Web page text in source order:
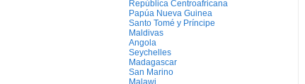
República Centroafricana
Papúa Nueva Guinea
Santo Tomé y Príncipe
Maldivas
Angola
Seychelles
Madagascar
San Marino
Malawi